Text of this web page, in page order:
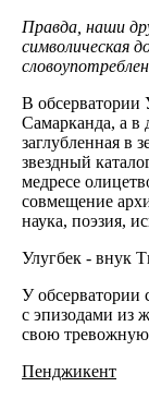
Правда, наши
символическая
В обсерватории
Самарканда, а в
заглубленная в
звездный
медресе
совмещение
наука, поэзия,
Улугбек - внук
У обсерватории
с эпизодами из
свою
Пенджикент